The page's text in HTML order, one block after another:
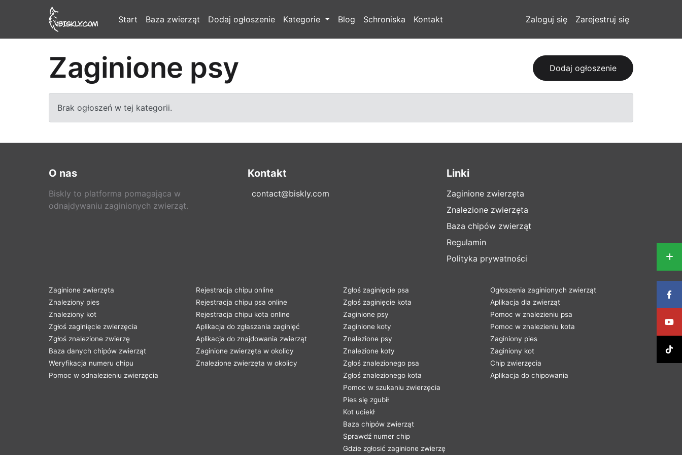
Start Baza zwierząt Dodaj ogłoszenie Kategorie Blog Schroniska Kontakt Zaloguj się Zarejestruj się
Zaginione psy Dodaj ogłoszenie
Brak ogłoszeń w tej kategorii.
O nas
Biskly to platforma pomagająca w
odnajdywaniu zaginionych zwierząt.
Kontakt
contact@biskly.com
Linki
Zaginione zwierzęta
Znalezione zwierzęta
Baza chipów zwierząt
Regulamin
Polityka prywatności
Zaginione zwierzęta
Znaleziony pies
Znaleziony kot
Zgłoś zaginięcie zwierzęcia
Zgłoś znalezione zwierzę
Baza danych chipów zwierząt
Weryfikacja numeru chipu
Pomoc w odnalezieniu zwierzęcia
Rejestracja chipu online
Rejestracja chipu psa online
Rejestracja chipu kota online
Aplikacja do zgłaszania zaginięć
Aplikacja do znajdowania zwierząt
Zaginione zwierzęta w okolicy
Znalezione zwierzęta w okolicy
Zgłoś zaginięcie psa
Zgłoś zaginięcie kota
Zaginione psy
Zaginione koty
Znalezione psy
Znalezione koty
Zgłoś znalezionego psa
Zgłoś znalezionego kota
Pomoc w szukaniu zwierzęcia
Pies się zgubił
Kot uciekł
Baza chipów zwierząt
Sprawdź numer chip
Gdzie zgłosić zaginione zwierzę
Ogłoszenia zaginionych zwierząt
Aplikacja dla zwierząt
Pomoc w znalezieniu psa
Pomoc w znalezieniu kota
Zaginiony pies
Zaginiony kot
Chip zwierzęcia
Aplikacja do chipowania